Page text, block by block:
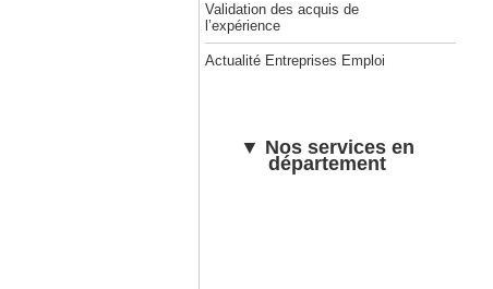
Validation des acquis de
l’expérience
Actualité Entreprises Emploi
▼ Nos services en
département